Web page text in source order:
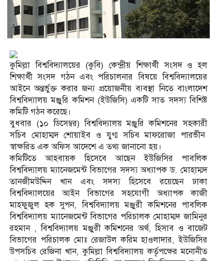
কুমিল্লা বিশ্ববিদ্যালয়ের (কুবি) কেন্দ্রীয় শিক্ষার্থী সংসদ ও হল
শিক্ষার্থী সংসদ গঠন এবং পরিচালনার বিষয়ে বিশ্ববিদ্যালয়ের
আইনে অন্তর্ভুক্ত করার জন্য প্রয়োজনীয় ব্যবস্থা নিতে বাংলাদেশ
বিশ্ববিদ্যালয় মঞ্জুরি কমিশন (ইউজিসি) একটি সাত সদস্য বিশিষ্ট
কমিটি গঠন করেছে।
বুধবার (১০ ডিসেম্বর) বিশ্ববিদ্যালয় মঞ্জুরি কমিশনের সহকারী
সচিব মোহাম্মদ শোয়াইব ও যুগ্ম সচিব মাফরোজা পারভীন
স্বাক্ষরিত এক অফিস আদেশে এ তথ্য জানানো হয়।
কমিটিতে আহবায়ক হিসেবে আছেন ইউজিসির পাবলিক
বিশ্ববিদ্যালয় ম্যানেজমেন্ট বিভাগের সদস্য অধ্যাপক ড. মোহাম্মদ
তানজীমউদ্দিন খান এবং সদস্য হিসেবে রয়েছেন ঢাকা
বিশ্ববিদ্যালয়ের আইন বিভাগের সহযোগী অধ্যাপক কাজী
মাহফুজুল হক সুপন, বিশ্ববিদ্যালয় মঞ্জুরী কমিশনের পাবলিক
বিশ্ববিদ্যালয় ম্যানেজমেন্ট বিভাগের পরিচালক মোহাম্মদ জামিনুর
রহমান , বিশ্ববিদ্যালয় মঞ্জুরী কমিশনের অর্থ, হিসাব ও বাজেট
বিভাগের পরিচালক মোঃ রেজাউল করিম হাওলাদার, ইউজিসির
উপসচিব রেজিনা খান, কুমিল্লা বিশ্ববিদ্যালয় কর্তৃপক্ষের মনোনীত